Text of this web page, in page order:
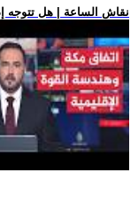
.. نقاش الساعة | هل تتوجه